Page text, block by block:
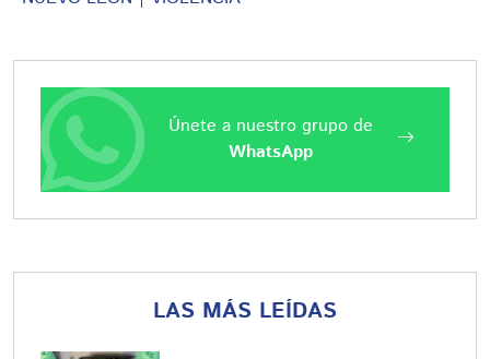
Únete a nuestro grupo de
WhatsApp
LAS MÁS LEÍDAS